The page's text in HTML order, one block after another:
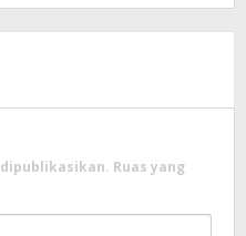
Ruas yang